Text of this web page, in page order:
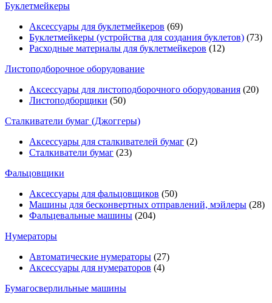
Буклетмейкеры
Аксессуары для буклетмейкеров (69)
Буклетмейкеры (устройства для создания буклетов) (73)
Расходные материалы для буклетмейкеров (12)
Листоподборочное оборудование
Аксессуары для листоподборочного оборудования (20)
Листоподборщики (50)
Сталкиватели бумаг (Джоггеры)
Аксессуары для сталкивателей бумаг (2)
Сталкиватели бумаг (23)
Фальцовщики
Аксессуары для фальцовщиков (50)
Машины для бесконвертных отправлений, мэйлеры (28)
Фальцевальные машины (204)
Нумераторы
Автоматические нумераторы (27)
Аксессуары для нумераторов (4)
Бумагосверлильные машины